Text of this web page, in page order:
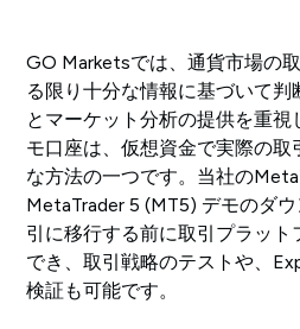
GO Marketsでは、通貨市場の
る限り十分な情報に基づいて
とマーケット分析の提供を重
モ口座は、仮想資金で実際の
な方法の一つです。当社の
MetaTrader 5 (MT5) デモのダ
引に移行する前に取引プラッ
でき、取引戦略のテストや、
検証も可能です。